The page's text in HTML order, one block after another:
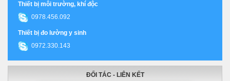
Thiết bị môi trường, khí độc
0978.456.092
Thiết bị đo lường y sinh
0972.330.143
ĐỐI TÁC - LIÊN KẾT